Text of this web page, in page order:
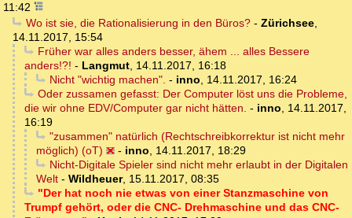
11:42
Wo ist sie, die Rationalisierung in den Büros?- Zürichsee,
14.11.2017, 15:54
Früher war alles anders besser, ähem ... alles Bessere
anders!?! - Langmut, 14.11.2017, 16:18
Nicht "wichtig machen". - inno, 14.11.2017, 16:24
Oder zussamen gefasst: Der Computer löst uns die Probleme,
die wir ohne EDV/Computer gar nicht hätten. - inno, 14.11.2017,
16:19
"zusammen" natürlich (Rechtschreibkorrektur ist nicht mehr
möglich) (oT)
- inno, 14.11.2017, 18:29
Nicht-Digitale Spieler sind nicht mehr erlaubt in der Digitalen
Welt - Wildheuer, 15.11.2017, 08:35
"Der hat noch nie etwas von einer Stanzmaschine von
Trumpf gehört, oder die CNC- Drehmaschine und das CNC-